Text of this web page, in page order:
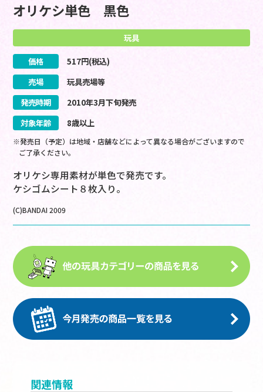
オリケシ単色 黒色
玩具
価格 517円(税込)
売場
玩具売場等
発売時期
2010年3月下旬発売
対象年齢
8歳以上
※発売日（予定）は地域・店舗などによって異なる場合がございますので
ご了承ください。
オリケシ専用素材が単色で発売です。
ケシゴムシート８枚入り。
(C)BANDAI 2009
関連情報